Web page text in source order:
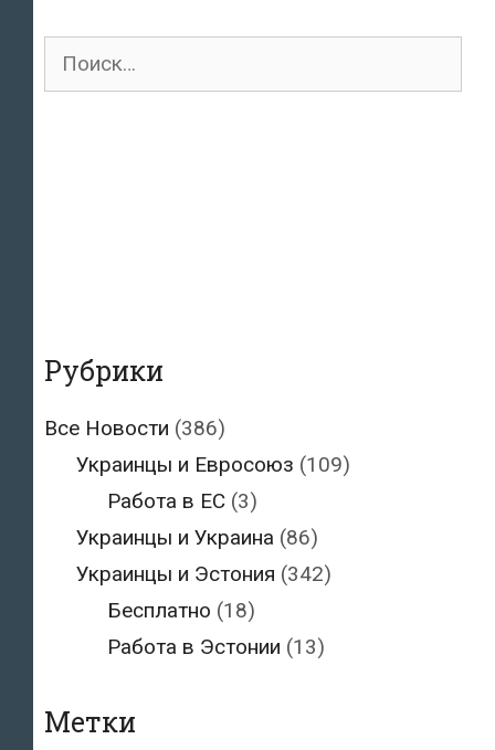
Поиск
Рубрики
Все Новости (386)
Украинцы и Евросоюз (109)
Работа в ЕС (3)
Украинцы и Украина (86)
Украинцы и Эстония (342)
Бесплатно (18)
Работа в Эстонии (13)
Метки